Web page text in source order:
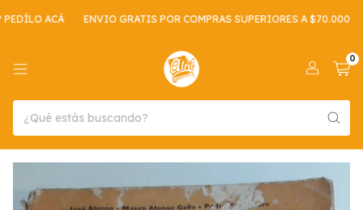
ACÁ ENVIO GRATIS POR COMPRAS SUPERIORES A $70.000
0